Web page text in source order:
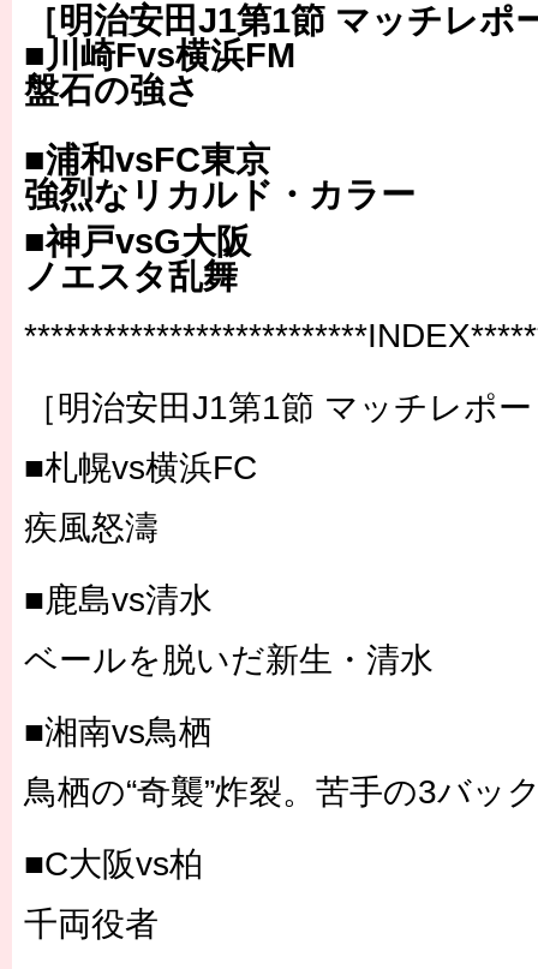
［明治安田J1第1節 マッチレポ
■川崎Fvs横浜FM
盤石の強さ
■浦和vsFC東京
強烈なリカルド・カラー
■神戸vsG大阪
ノエスタ乱舞
［明治安田J1第1節 マッチレポ
■札幌vs横浜FC
疾風怒濤
■鹿島vs清水
ベールを脱いだ新生・清水
■湘南vs鳥栖
鳥栖の“奇襲”炸裂。苦手の3バッ
■C大阪vs柏
千両役者